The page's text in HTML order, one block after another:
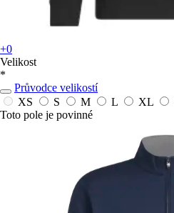
+0
Velikost
*
Průvodce velikostí
XS
S M L XL
Toto pole je povinné